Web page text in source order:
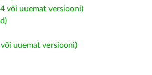
või uuemat versiooni)
uuemat versiooni)